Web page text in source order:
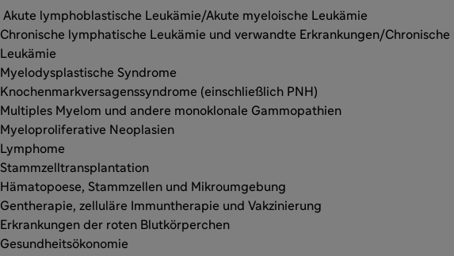
Akute lymphoblastische Leukämie/Akute myeloische Leukämie
Chronische lymphatische Leukämie und verwandte Erkrankungen/Chronische
Leukämie
Myelodysplastische Syndrome
Knochenmarkversagenssyndrome (einschließlich PNH)
Multiples Myelom und andere monoklonale Gammopathien
Myeloproliferative Neoplasien
Lymphome
Stammzelltransplantation
Hämatopoese, Stammzellen und Mikroumgebung
Gentherapie, zelluläre Immuntherapie und Vakzinierung
Erkrankungen der roten Blutkörperchen
Gesundheitsökonomie